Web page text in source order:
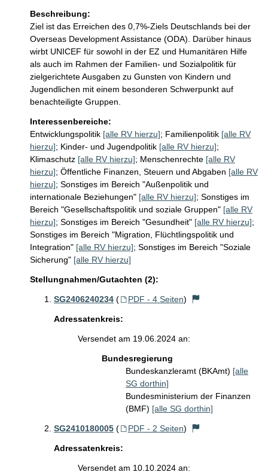
Beschreibung:
Ziel ist das Erreichen des 0,7%-Ziels Deutschlands bei der
Overseas Development Assistance (ODA). Darüber hinaus
wirbt UNICEF für sowohl in der EZ und Humanitären Hilfe
als auch im Rahmen der Familien- und Sozialpolitik für
zielgerichtete Ausgaben zu Gunsten von Kindern und
Jugendlichen mit einem besonderen Schwerpunkt auf
benachteiligte Gruppen.
Interessenbereiche:
Entwicklungspolitik [alle RV hierzu]; Familienpolitik [alle RV
hierzu]; Kinder- und Jugendpolitik [alle RV hierzu];
Klimaschutz [alle RV hierzu]; Menschenrechte [alle RV
hierzu]; Öffentliche Finanzen, Steuern und Abgaben [alle RV
hierzu]; Sonstiges im Bereich "Außenpolitik und
internationale Beziehungen" [alle RV hierzu]; Sonstiges im
Bereich "Gesellschaftspolitik und soziale Gruppen" [alle RV
hierzu]; Sonstiges im Bereich "Gesundheit" [alle RV hierzu];
Sonstiges im Bereich "Migration, Flüchtlingspolitik und
Integration" [alle RV hierzu]; Sonstiges im Bereich "Soziale
Sicherung" [alle RV hierzu]
Stellungnahmen/Gutachten (2):
SG2406240234 ( PDF - 4 Seiten)
Adressatenkreis:
Versendet am 19.06.2024 an:
Bundesregierung
Bundeskanzleramt (BKAmt) [alle
SG dorthin]
Bundesministerium der Finanzen
(BMF) [alle SG dorthin]
SG2410180005 ( PDF - 2 Seiten)
Adressatenkreis:
Versendet am 10.10.2024 an: